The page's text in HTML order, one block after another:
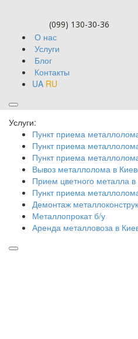
(099) 130-30-36
О нас
Услуги
Блог
Контакты
UA RU
Блог
Услуги:
Пункт приема
Пункт приема
Пункт приема
Вывоз металлолома в
Прием цветного металла в
Пункт приема
Демонтаж
Металлопрокат б/у
Аренда металловоза в